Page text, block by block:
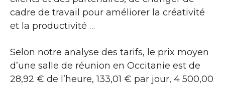
cadre de travail pour améliorer la créativité
et la productivité …
Selon notre analyse des tarifs, le prix moyen
d’une salle de réunion en Occitanie est de
28,92 € de l’heure, 133,01 € par jour, 4 500,00